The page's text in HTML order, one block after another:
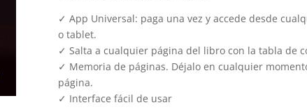
✓ App Universal: paga una vez y accede desde
o tablet.
✓ Salta a cualquier página del libro con la tabla de
✓ Memoria de páginas. Déjalo en cualquier
página.
✓ Interface fácil de usar